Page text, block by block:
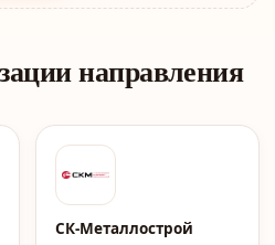
направления
СК-Металлострой